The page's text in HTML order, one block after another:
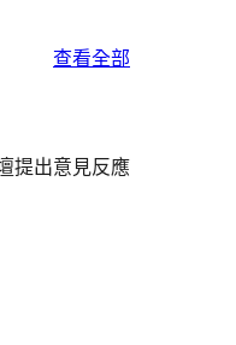
查看全部
評
提出意見反應